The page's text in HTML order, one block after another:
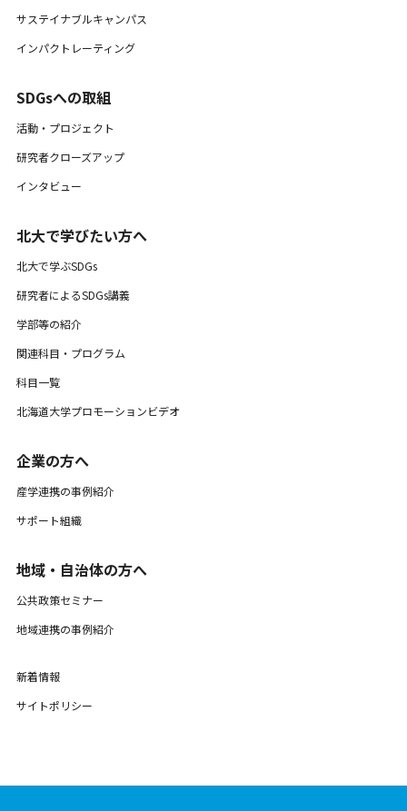
サステイナブルキャンパス
インパクトレーティング
SDGsへの取組
活動・プロジェクト
研究者クローズアップ
インタビュー
北大で学びたい方へ
北大で学ぶSDGs
研究者によるSDGs講義
学部等の紹介
関連科目・プログラム
科目一覧
北海道大学プロモーションビデオ
企業の方へ
産学連携の事例紹介
サポート組織
地域・自治体の方へ
公共政策セミナー
地域連携の事例紹介
新着情報
サイトポリシー